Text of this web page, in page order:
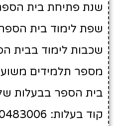
שנת פתיחת בית הספר:
שפת לימוד בית
שכבות לימוד בבית
מספר תלמידים משוער: 395
בית הספר בבעלות של:
קוד בעלות: 10483006